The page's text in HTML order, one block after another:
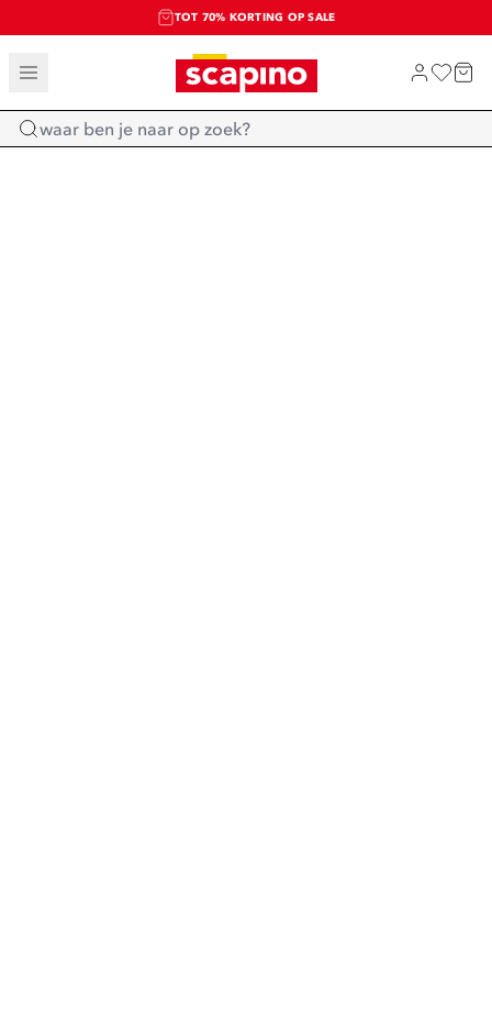
TOT 70% KORTING OP SALE
SALE: LAATSTE KANS!
SHOP NIEUW
Home